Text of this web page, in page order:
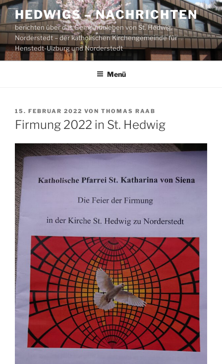
Zum
Inhalt
springen
HEDWIGS – NACHRICHTEN
berichten über das Gemeindeleben von St. Hedwig,
Norderstedt – der katholischen Kirchengemeinde für
Henstedt-Ulzburg und Norderstedt
Menü
VERÖFFENTLICHT
AM
15. FEBRUAR 2022 VON THOMAS RAAB
Firmung 2022 in St. Hedwig